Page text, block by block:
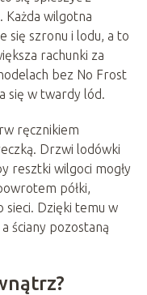
Każda wilgotna
się szronu i lodu, a to
rachunki za
bez No Frost
się w twardy lód.
ręcznikiem
Drzwi lodówki
resztki wilgoci mogły
półki,
sieci. Dzięki temu w
ściany pozostaną